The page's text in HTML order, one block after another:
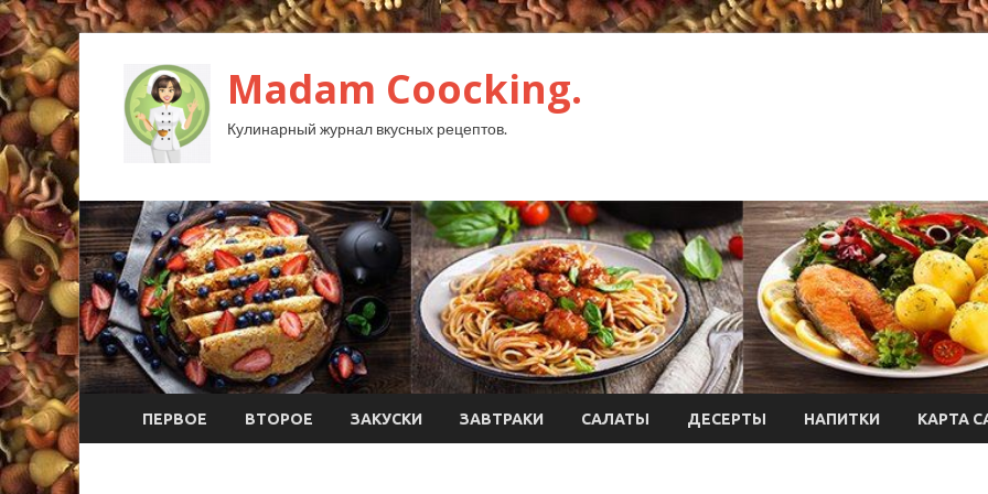
Madam Coocking.
Кулинарный журнал вкусных рецептов.
ПЕРВОЕ ВТОРОЕ ЗАКУСКИ ЗАВТРАКИ САЛАТЫ ДЕСЕРТЫ НАПИТКИ КАРТА